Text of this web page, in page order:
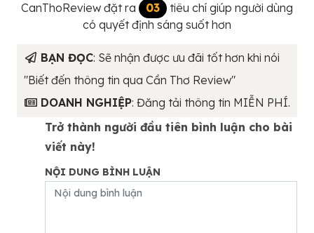
CanThoReview đặt ra 03 tiêu chí giúp người dùng
có quyết định sáng suốt hơn
BẠN ĐỌC: Sẽ nhận được ưu đãi tốt hơn khi nói
"Biết đến thông tin qua Cần Thơ Review"
DOANH NGHIỆP: Đăng tải thông tin MIỄN PHÍ.
Trở thành người đầu tiên bình luận cho bài
viết này!
NỘI DUNG BÌNH LUẬN